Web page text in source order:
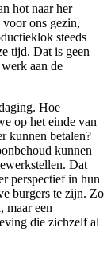
hot naar her
ons gezin,
steeds
tijd. Dat is geen
aan de
Hoe
op het einde van
kunnen betalen?
kunnen
Dat
perspectief in hun
burgers te zijn. Zo
maar een
die zichzelf al